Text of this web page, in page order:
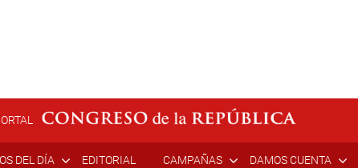
DEL DÍA EDITORIAL CAMPAÑAS DAMOS CUENTA